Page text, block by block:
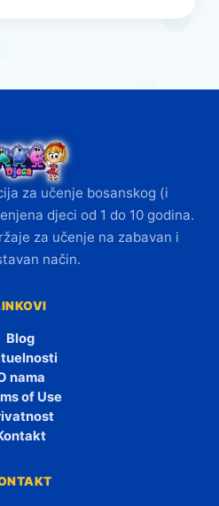
za učenje bosanskog (i
djeci od 1 do 10 godina.
za učenje na zabavan i
način.
Blog
nama
of Use